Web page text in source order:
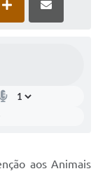
aos Animais